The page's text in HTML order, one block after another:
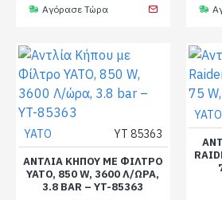
Αγόρασε Τώρα
YATO YT 85363
ΑΝΤΛΊΑ ΚΉΠΟΥ ΜΕ ΦΊΛΤΡΟ
YATO, 850 W, 3600 Λ/ΏΡΑ,
3.8 BAR – YT-85363
YATO